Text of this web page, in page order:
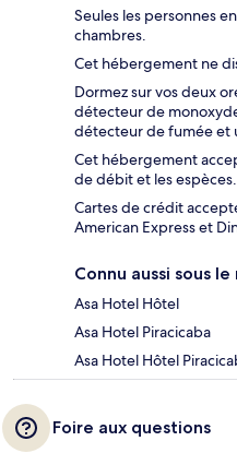
Seules les personnes
chambres.
Cet hébergement ne
Dormez sur vos deux
détecteur de
détecteur de fumée et
Cet hébergement
de débit et les espèces.
Cartes de crédit
American Express et
Connu aussi sous
Asa Hotel Hôtel
Asa Hotel Piracicaba
Asa Hotel Hôtel
Foire aux questions